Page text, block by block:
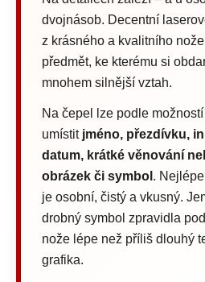
dvojnásob. Decentní
z krásného a kvalitního
předmět, ke kterému si
mnohem silnější vztah.
Na čepel lze podle
umístit jméno, přezdívku,
datum, krátké věnování
obrázek či symbol .
je osobní, čistý a vkusný.
drobný symbol zpravidla
nože lépe než příliš dlouhý
grafika.